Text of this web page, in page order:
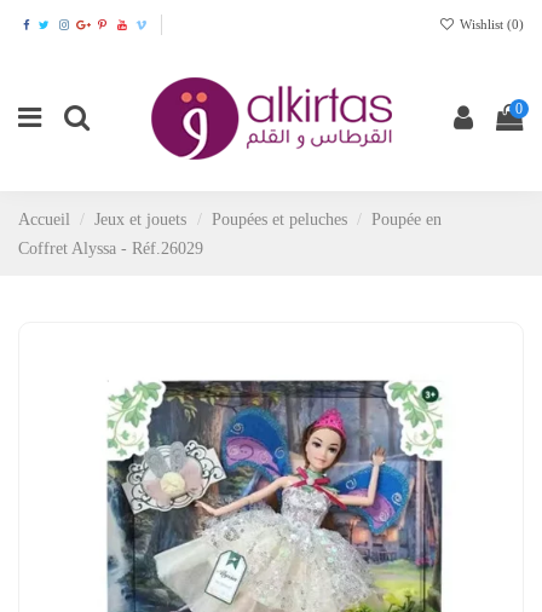
Wishlist (0)
0
Accueil Jeux et jouets Poupées et peluches
Poupée en
Coffret Alyssa - Réf.26029